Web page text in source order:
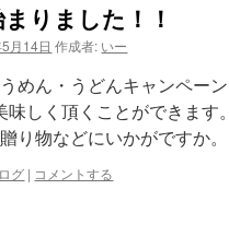
りました！！
月14日 作成者: いー
めん・うどんキャンペー
味しく頂くことができます
り物などにいかがですか。
グ | コメントする